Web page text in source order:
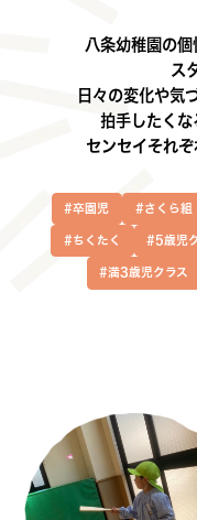
八条幼稚園の個
ス
日々の変化や気
拍手したくな
センセイそれ
#卒園児 #さくら組
#ちくたく #5歳児
#満3歳児クラス